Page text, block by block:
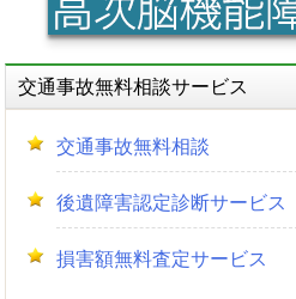
交通事故無料相談サービス
交通事故無料相談
後遺障害認定診断サービス
損害額無料査定サービス